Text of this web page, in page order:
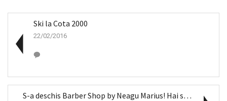
Ski la Cota 2000
22/02/2016
S-a deschis Barber Shop by Neagu Marius! Hai să te...